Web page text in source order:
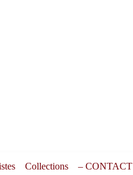
Collections – CONTACT